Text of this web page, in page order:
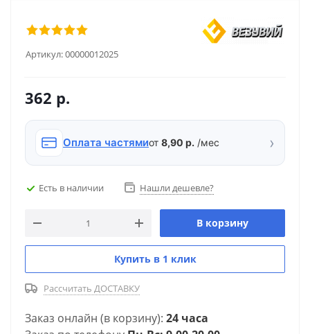
Артикул:00000012025
362 р.
Оплата частямиот 8,90 р. /мес ›
Есть в наличии Нашли дешевле?
В корзину
Купить в 1 клик
Рассчитать ДОСТАВКУ
Заказ онлайн (в корзину): 24 часа